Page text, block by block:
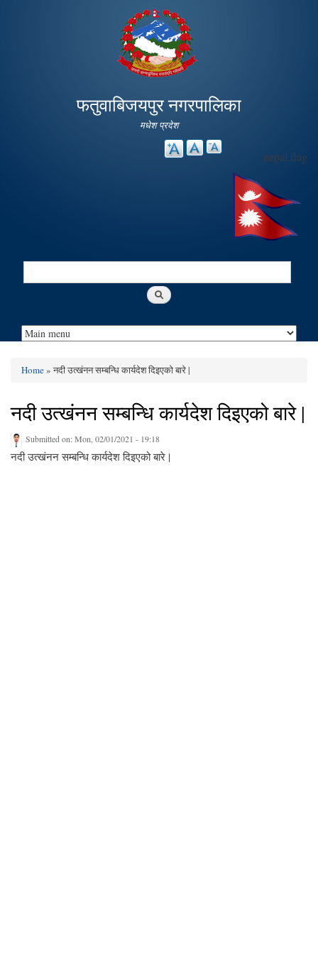
main
content
फतुवाबिजयपुर नगरपालिका
मधेश प्रदेश
nepal flag
Search
Home» नदी उत्खंनन सम्बन्धि कार्यदेश दिइएको बारे |
नदी उत्खंनन सम्बन्धि कार्यदेश दिइएको बारे |
Submitted on:Mon, 02/01/2021 - 19:18
नदी उत्खंनन सम्बन्धि कार्यदेश दिइएको बारे |